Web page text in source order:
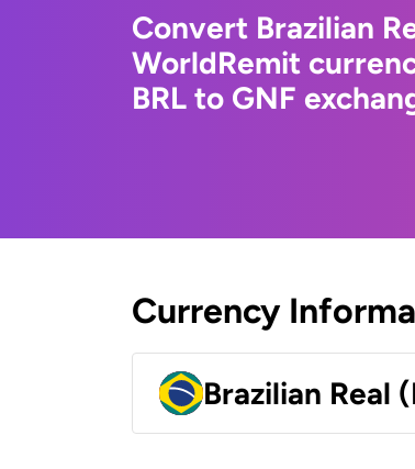
Convert Brazilian
WorldRemit
BRL to GNF
Currency
Brazilian Real